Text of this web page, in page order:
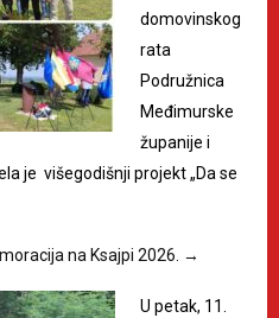
domovinskog
rata
Podružnica
Međimurske
županije i
je višegodišnji projekt „Da se
na Ksajpi 2026. →
U petak, 11.